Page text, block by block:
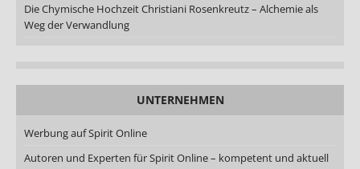
Die Chymische Hochzeit Christiani Rosenkreutz – Alchemie als
Weg der Verwandlung
UNTERNEHMEN
Werbung auf Spirit Online
Autoren und Experten für Spirit Online – kompetent und aktuell